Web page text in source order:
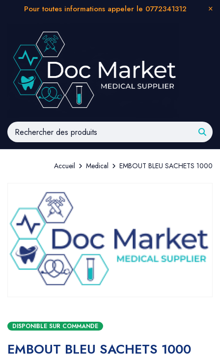
Pour toutes informations appeler le 0772341312
Accueil Medical EMBOUT BLEU SACHETS 1000
DISPONIBLE SUR COMMANDE
EMBOUT BLEU SACHETS 1000